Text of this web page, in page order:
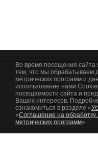
Главная Каталог
Во время посещения сайта
тем, что мы обрабатываем
метрических программ и
использование нами
посещаемости сайта и
Ваших интересов.
ознакомиться в разделе «
«Соглашение на
метрических программ».